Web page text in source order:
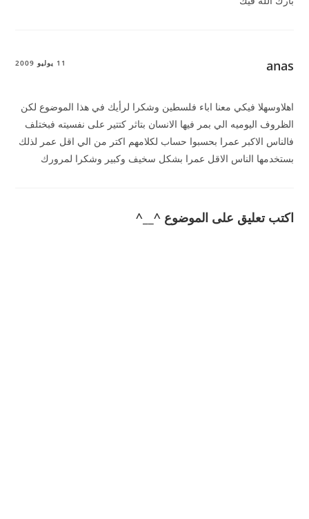
anas 11 يوليو 2009
اهلاوسهلا فيكي معنا اباء فلسطين وشكرا لرأيك في هذا الموضوع لكن
الظروف اليوميه الي بمر فيها الانسان بتاثر كتتير على نفسيته فبختلف
فالناس الاكبر عمرا بحسبوا حساب لكلامهم اكتر من الي اقل عمر لذلك
بستخدمها الناس الاقل عمرا بشكل سخيف وكبير وشكرا لمرورك
اكتب تعليق على الموضوع ^__^